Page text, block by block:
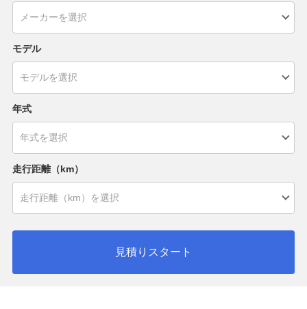
モデル
年式
走行距離（km）
見積りスタート